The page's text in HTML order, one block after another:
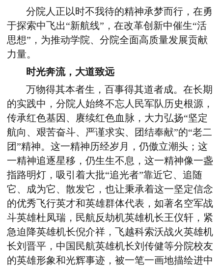
分院人正以时不我待的精神承梦而行，在勇
于探索中飞出“新航线”，在改革创新中催生“活
思想”，为推动学院、分院全面高质量发展贡献
力量。
时光奔流，大道致远
万物得其本者生，百事得其道者成。在长期
的实践中，分院人始终不忘人民军队历史根源，
传承红色基因、赓续红色血脉，大力弘扬“坚定
航向、艰苦奋斗、严谨求实、团结奉献”的“老二
团”精神。这一精神历经岁月，仍傲立潮头；这
一精神追逐星移，仍生生不息，这一精神像一盏
指路明灯，吸引着大批“追光者”靠近它、追随
它、成为它、散发它，也让秉承着这一坚定信念
的优秀飞行英才和英雄群体代表，如著名空军战
斗英雄杜凤瑞，民航反劫机英雄机长王仪轩，紧
急迫降英雄机长倪介祥，飞越科索沃战火英雄机
长刘晋平，中国民航英雄机长刘传健等分院校友
的英雄形象和光辉事迹，被一笔一画地描绘进中